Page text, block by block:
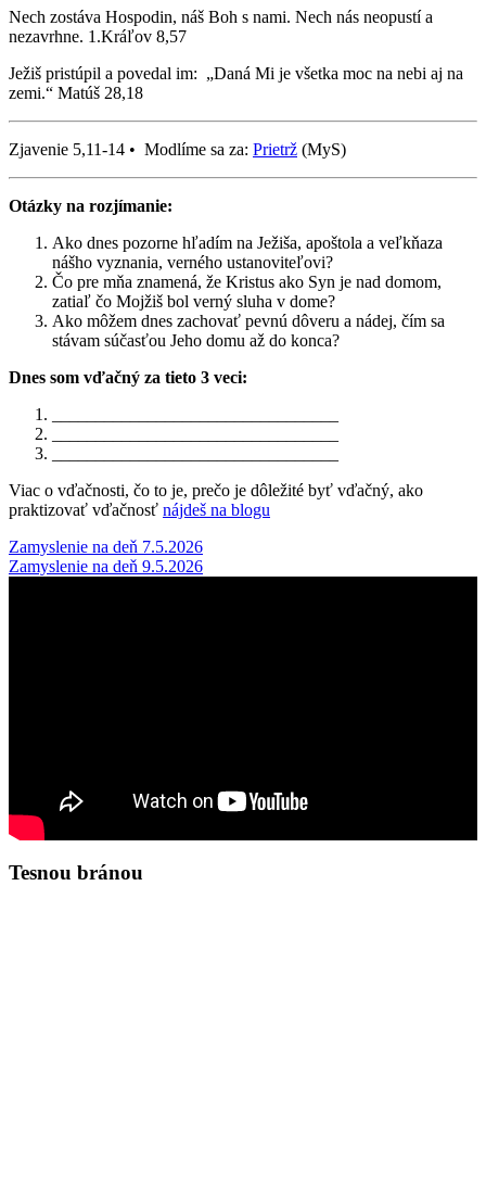
Nech zostáva Hospodin, náš Boh s nami. Nech nás neopustí a
nezavrhne. 1.Kráľov 8,57
Ježiš pristúpil a povedal im: „Daná Mi je všetka moc na nebi aj na
zemi.“ Matúš 28,18
Zjavenie 5,11-14 • Modlíme sa za: Prietrž (MyS)
Otázky na rozjímanie:
Ako dnes pozorne hľadím na Ježiša, apoštola a veľkňaza
nášho vyznania, verného ustanoviteľovi?
Čo pre mňa znamená, že Kristus ako Syn je nad domom,
zatiaľ čo Mojžiš bol verný sluha v dome?
Ako môžem dnes zachovať pevnú dôveru a nádej, čím sa
stávam súčasťou Jeho domu až do konca?
Dnes som vďačný za tieto 3 veci:
Viac o vďačnosti, čo to je, prečo je dôležité byť vďačný, ako
praktizovať vďačnosť nájdeš na blogu
Post
navigation
Zamyslenie na deň 7.5.2026
Zamyslenie na deň 9.5.2026
Tesnou bránou